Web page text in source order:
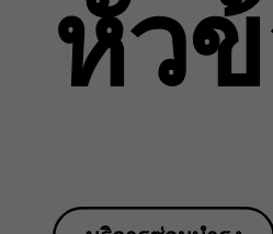
ฉัน
หัว